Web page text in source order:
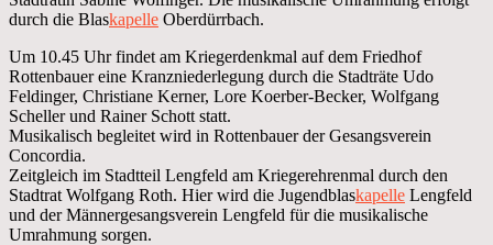
durch die Blaskapelle Oberdürrbach.
Um 10.45 Uhr findet am Kriegerdenkmal auf dem Friedhof
Rottenbauer eine Kranzniederlegung durch die Stadträte Udo
Feldinger, Christiane Kerner, Lore Koerber-Becker, Wolfgang
Scheller und Rainer Schott statt.
Musikalisch begleitet wird in Rottenbauer der Gesangsverein
Concordia.
Zeitgleich im Stadtteil Lengfeld am Kriegerehrenmal durch den
Stadtrat Wolfgang Roth. Hier wird die Jugendblaskapelle Lengfeld
und der Männergesangsverein Lengfeld für die musikalische
Umrahmung sorgen.